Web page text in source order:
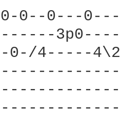
0--0---
0-/4-----